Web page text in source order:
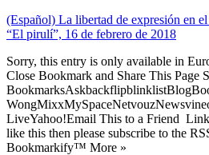
(Español) La libertad de expresión en
“El pirulí”, 16 de febrero de 2018
Sorry, this entry is only available in
Close Bookmark and Share This Page
LiveYahoo!Email This to a Friend
like this then please subscribe to the
Bookmarkify™ More »